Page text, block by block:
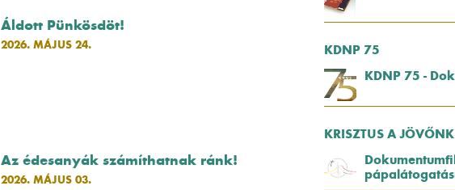
Áldott Pünkösdöt!
2026. MÁJUS 24.
Az édesanyák számíthatnak ránk!
2026. MÁJUS 03.
KDNP 75
KDNP 75 -
KRISZTUS A JÖVŐNK